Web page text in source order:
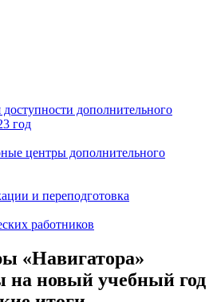
«Навигатора»
на новый учебный год